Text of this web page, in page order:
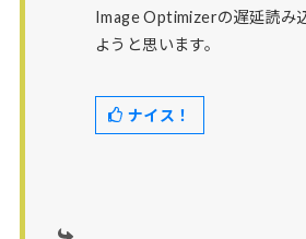
Image Optimizerの遅延読み
ようと思います。
ナイス！